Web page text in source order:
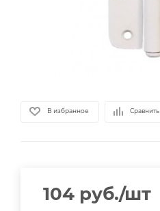
В избранное Сравнить
104 руб./шт